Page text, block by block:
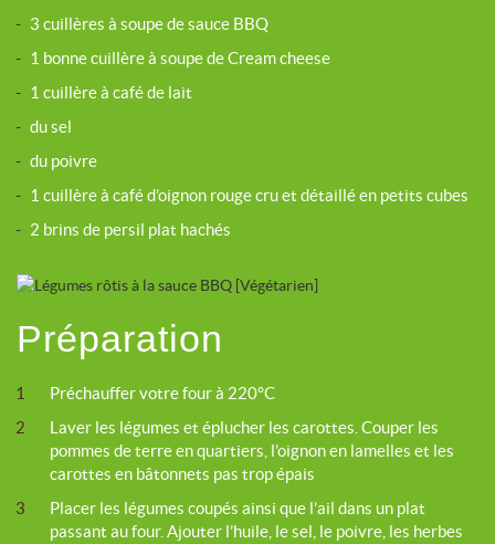
- 3 cuillères à soupe de sauce BBQ
- 1 bonne cuillère à soupe de Cream cheese
- 1 cuillère à café de lait
- du sel
- du poivre
- 1 cuillère à café d’oignon rouge cru et détaillé en petits cubes
- 2 brins de persil plat hachés
Préparation
1
Préchauffer votre four à 220°C
2
Laver les légumes et éplucher les carottes. Couper les
pommes de terre en quartiers, l’oignon en lamelles et les
carottes en bâtonnets pas trop épais
3
Placer les légumes coupés ainsi que l’ail dans un plat
passant au four. Ajouter l’huile, le sel, le poivre, les herbes